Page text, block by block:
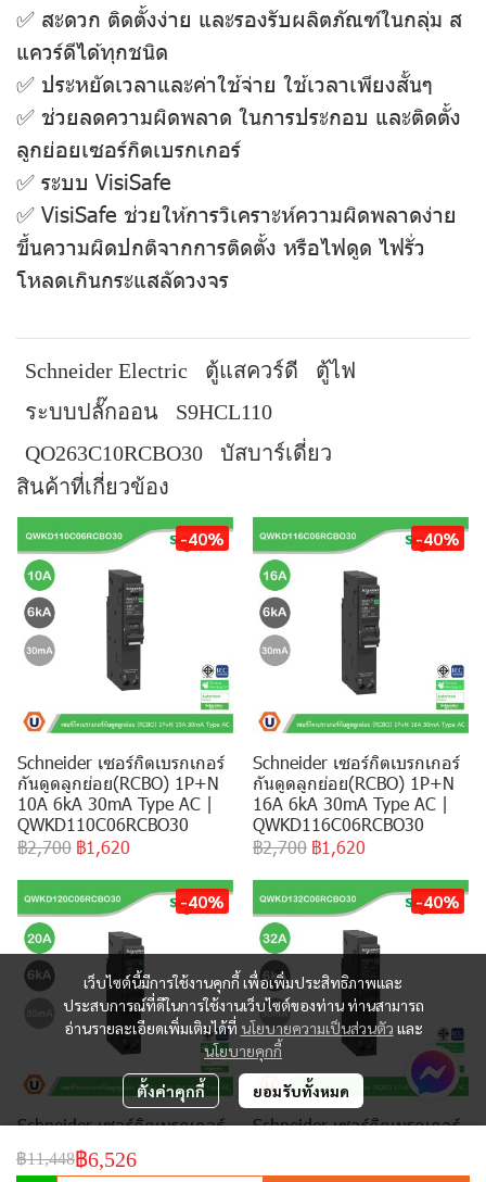
✅ สะดวก ติดตั้งง่าย และรองรับผลิตภัณฑ์ในกลุ่ม ส
แควร์ดีได้ทุกชนิด
✅ ประหยัดเวลาและค่าใช้จ่าย ใช้เวลาเพียงสั้นๆ
✅ ช่วยลดความผิดพลาด ในการประกอบ และติดตั้ง
ลูกย่อยเซอร์กิตเบรกเกอร์
✅ ระบบ VisiSafe
✅ VisiSafe ช่วยให้การวิเคราะห์ความผิดพลาดง่าย
ขึ้นความผิดปกติจากการติดตั้ง หรือไฟดูด ไฟรั่ว
โหลดเกินกระแสลัดวงจร
Schneider Electric ตู้แสควร์ดี
ตู้ไฟ
ระบบปลั๊กออน
S9HCL110
QO263C10RCBO30
บัสบาร์เดี่ยว
สินค้าที่เกี่ยวข้อง
-40%
Schneider เซอร์กิตเบรกเกอร์
กันดูดลูกย่อย(RCBO) 1P+N
10A 6kA 30mA Type AC |
QWKD110C06RCBO30
฿2,700 ฿1,620
-40%
Schneider เซอร์กิตเบรกเกอร์
กันดูดลูกย่อย(RCBO) 1P+N
16A 6kA 30mA Type AC |
QWKD116C06RCBO30
฿2,700 ฿1,620
-40%
Schneider เซอร์กิตเบรกเกอร์
กันดูดลูกย่อย(RCBO) 1P+N
20A 6kA 30mA Type AC |
-40%
Schneider เซอร์กิตเบรกเกอร์
฿11,448฿6,526
เว็บไซต์นี้มีการใช้งานคุกกี้ เพื่อเพิ่มประสิทธิภาพและ
ประสบการณ์ที่ดีในการใช้งานเว็บไซต์ของท่าน ท่านสามารถ
อ่านรายละเอียดเพิ่มเติมได้ที่ นโยบายความเป็นส่วนตัว และ
นโยบายคุกกี้
ตั้งค่าคุกกี้ ยอมรับทั้งหมด